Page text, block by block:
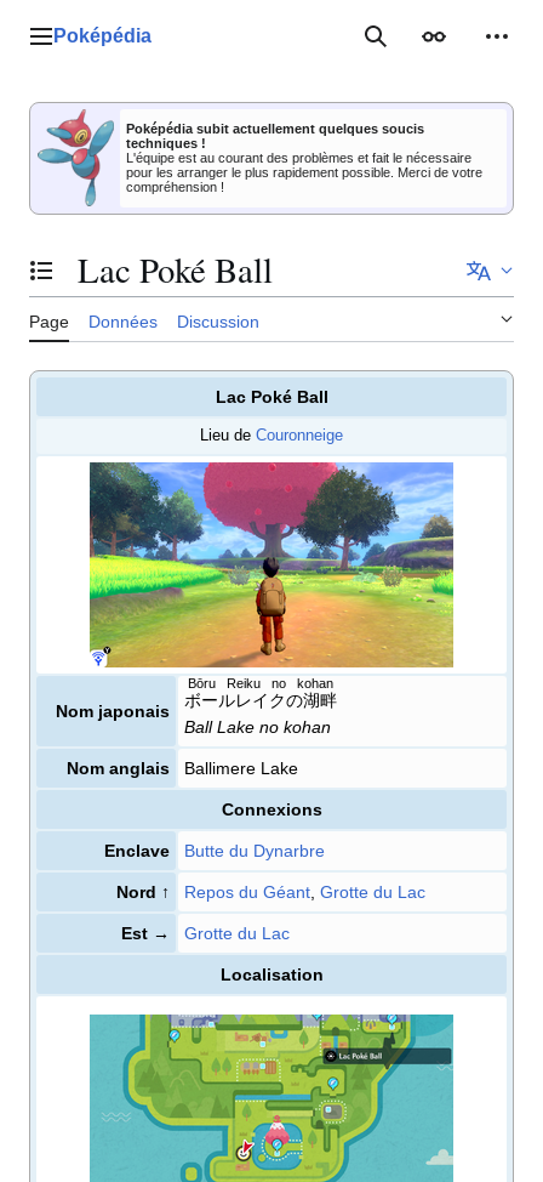
Menu principal
Poképédia RechercherApparence
Poképédia subit actuellement quelques soucis
techniques !
L'équipe est au courant des problèmes et fait le nécessaire
pour les arranger le plus rapidement possible. Merci de votre
compréhension !
Basculer la table des matières
Lac Poké Ball
Page Données Discussion
Lac Poké Ball
Lieu de Couronneige
Nom japonais
ボールレイクの湖畔
Bōru Reiku no kohan
Ball Lake no kohan
Nom anglais Ballimere Lake
Connexions
Enclave Butte du Dynarbre
Nord ↑ Repos du Géant Grotte du Lac
Est → Grotte du Lac
Localisation